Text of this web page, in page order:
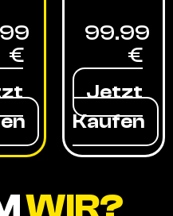
€
99.99
€
Jetzt
Kaufen
WIR?